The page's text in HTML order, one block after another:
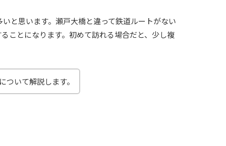
と思います。瀬戸大橋と違って鉄道ルートがない
ことになります。初めて訪れる場合だと、少し複
いて解説します。